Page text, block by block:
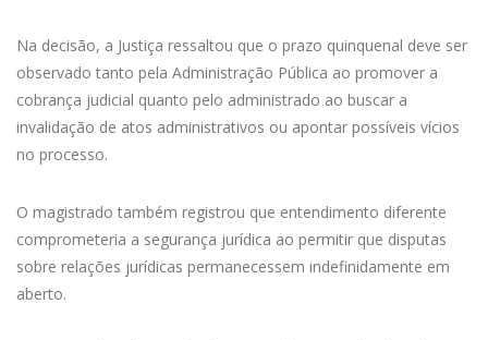
Na decisão, a Justiça ressaltou que o prazo quinquenal deve ser
observado tanto pela Administração Pública ao promover a
cobrança judicial quanto pelo administrado ao buscar a
invalidação de atos administrativos ou apontar possíveis vícios
no processo.
O magistrado também registrou que entendimento diferente
comprometeria a segurança jurídica ao permitir que disputas
sobre relações jurídicas permanecessem indefinidamente em
aberto.